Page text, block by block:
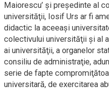
Maiorescu’ şi preşedinte al
universităţii, Iosif Urs ar fi
didactic la aceeaşi
colectivului universităţii şi al
ai universităţii, a organelor
consiliu de administraţie,
serie de fapte
universitară, de exercitarea